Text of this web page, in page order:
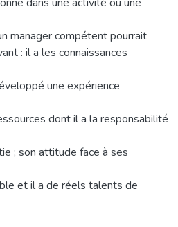
manager compétent pourrait
: il a les connaissances
une expérience
dont il a la responsabilité
; son attitude face à ses
et il a de réels talents de